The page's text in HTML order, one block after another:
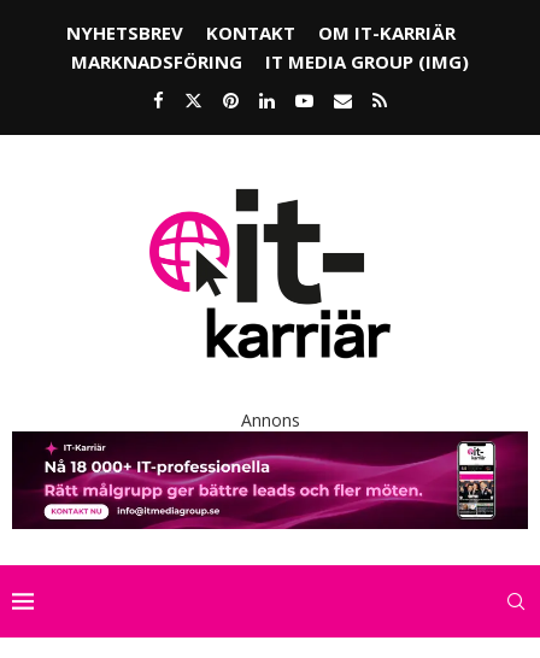
NYHETSBREV KONTAKT
OM IT-KARRIÄR
MARKNADSFÖRING
IT MEDIA GROUP (IMG)
Annons